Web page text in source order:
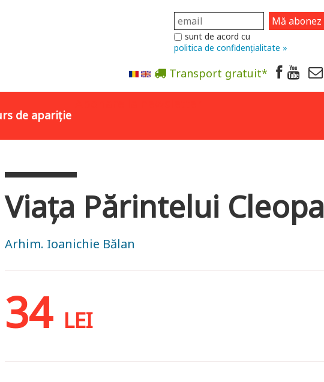
sunt de acord cu
politica de confidențialitate »
Transport gratuit*
de apariție
Viața Părintelui Cleopa
Arhim. Ioanichie Bălan
34 LEI